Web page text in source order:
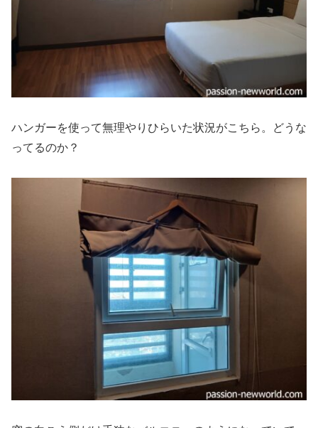
ハンガーを使って無理やりひらいた状況がこちら。どうな
ってるのか？